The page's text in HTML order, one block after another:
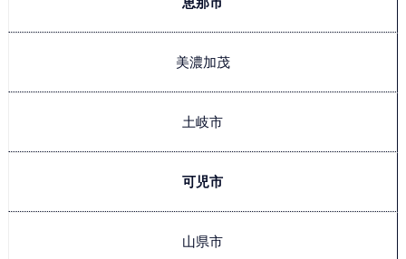
美濃加茂
土岐市
可児市
山県市